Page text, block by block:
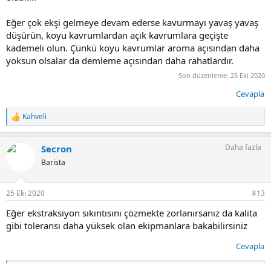
Eğer çok ekşi gelmeye devam ederse kavurmayı yavaş yavaş
düşürün, koyu kavrumlardan açık kavrumlara geçişte
kademeli olun. Çünkü koyu kavrumlar aroma açısından daha
yoksun olsalar da demleme açısından daha rahatlardır.
Son düzenleme: 25 Eki 2020
Cevapla
T
e
k
:
Kahveli
Secron
Barista
Daha fazla
25 Eki 2020 #13
Eğer ekstraksiyon sıkıntısını çözmekte zorlanırsanız da kalita
gibi toleransı daha yüksek olan ekipmanlara bakabilirsiniz
Cevapla